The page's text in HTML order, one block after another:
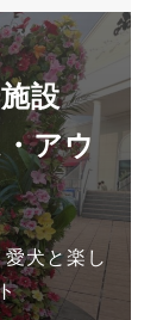
設
アウ
愛犬と楽し